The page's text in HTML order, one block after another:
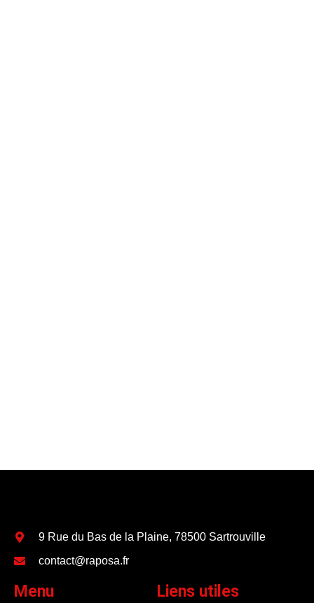
9 Rue du Bas de la Plaine, 78500 Sartrouville
contact@raposa.fr
Menu Liens utiles